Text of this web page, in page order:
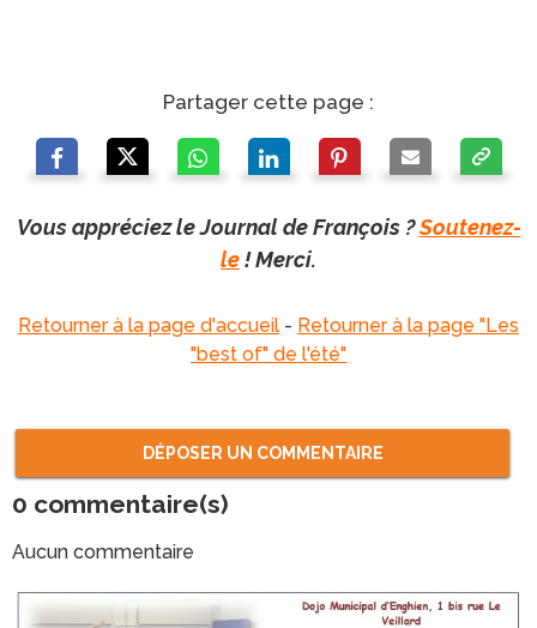
Partager cette page :
Vous appréciez le Journal de François ?Soutenez-
le! Merci.
Retourner à la page d'accueil - Retourner à la page "Les
"best of" de l'été"
DÉPOSER UN COMMENTAIRE
0 commentaire(s)
Aucun commentaire